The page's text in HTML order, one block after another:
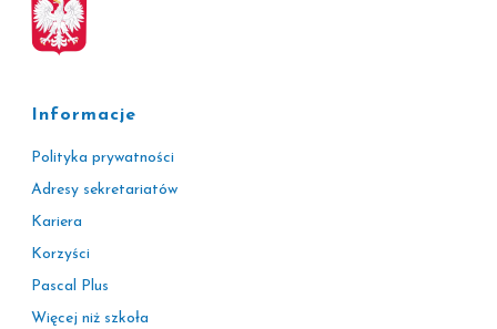
Informacje
Polityka prywatności
Adresy sekretariatów
Kariera
Korzyści
Pascal Plus
Więcej niż szkoła